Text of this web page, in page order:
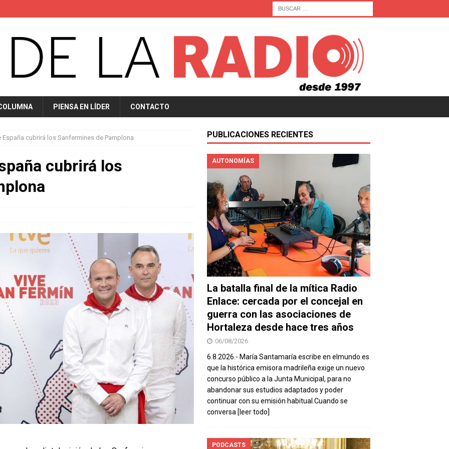
PIENSA EN LÍDER CONTACTO
cubrirá los Sanfermines de Pamplona
cubrirá los
PUBLICACIONES RECIENTES
AUTONOMÍAS
La batalla final de la mítica Radio
Enlace: cercada por el concejal en
guerra con las asociaciones de
Hortaleza desde hace tres años
06/08/2026
6.8.2026.- María Santamaría escribe en elmundo.es
que la histórica emisora madrileña exige un nuevo
concurso público a la Junta Municipal, para no
abandonar sus estudios adaptados y poder
continuar con su emisión habitual.Cuando se
conversa [leer todo]
PODCASTS